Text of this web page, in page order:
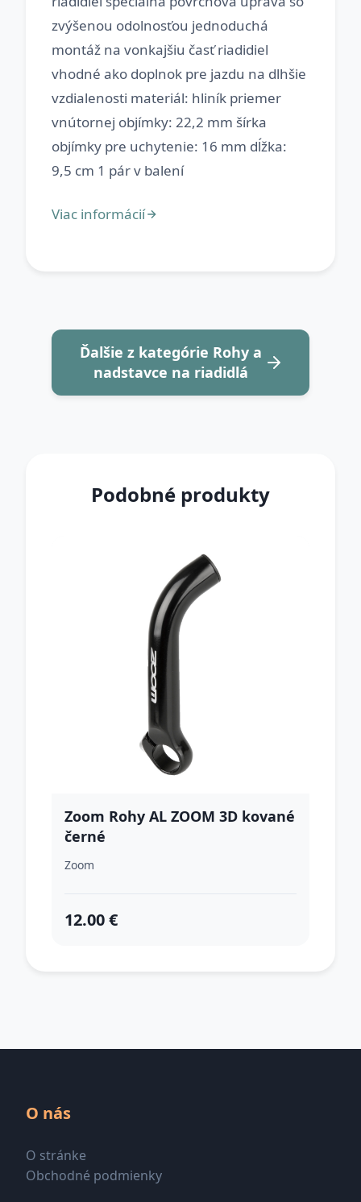
zvýšenou odolnosťou jednoduchá
montáž na vonkajšiu časť riadidiel
vhodné ako doplnok pre jazdu na dlhšie
vzdialenosti materiál: hliník priemer
vnútornej objímky: 22,2 mm šírka
objímky pre uchytenie: 16 mm dĺžka:
Ďalšie z kategórie Rohy a
nadstavce na riadidlá
Podobné produkty
Zoom Rohy AL ZOOM 3D kované
černé
Zoom
12.00 €
O nás
O stránke
Obchodné podmienky